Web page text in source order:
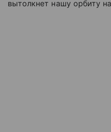
вытолкнет нашу орбиту